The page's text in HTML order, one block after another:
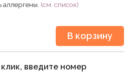
(см. список)
В корзину
введите номер